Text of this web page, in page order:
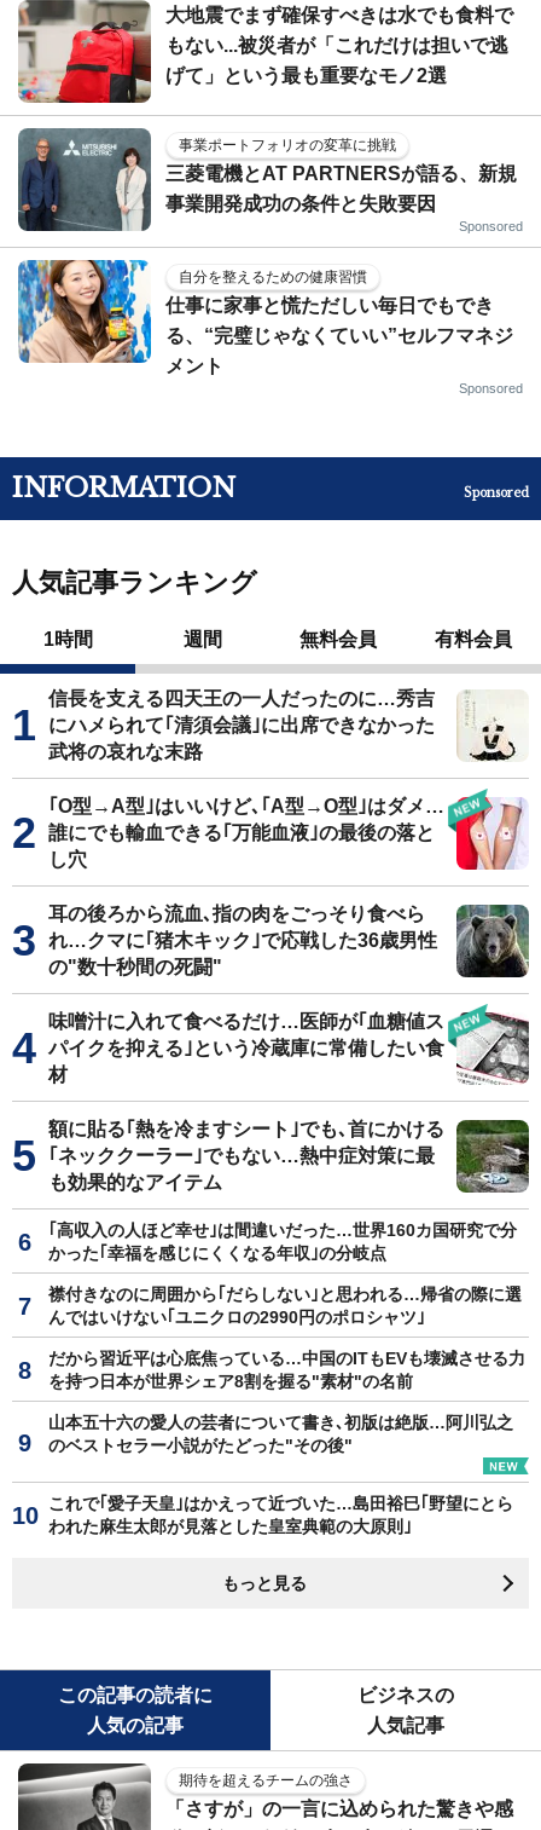
大地震でまず確保すべきは水でも食料で
もない...被災者が「これだけは担いで逃
げて」という最も重要なモノ2選
事業ポートフォリオの変革に挑戦
三菱電機とAT PARTNERSが語る、新規
事業開発成功の条件と失敗要因
Sponsored
自分を整えるための健康習慣
仕事に家事と慌ただしい毎日でもでき
る、“完璧じゃなくていい”セルフマネジ
メント
Sponsored
INFORMATION Sponsored
人気記事ランキング
1時間 週間 無料会員 有料会員
信長を支える四天王の一人だったのに…秀吉
にハメられて｢清須会議｣に出席できなかった
武将の哀れな末路
｢O型→A型｣はいいけど､｢A型→O型｣はダメ…
誰にでも輸血できる｢万能血液｣の最後の落と
し穴
耳の後ろから流血､指の肉をごっそり食べら
れ…クマに｢猪木キック｣で応戦した36歳男性
の"数十秒間の死闘"
味噌汁に入れて食べるだけ…医師が｢血糖値ス
パイクを抑える｣という冷蔵庫に常備したい食
材
額に貼る｢熱を冷ますシート｣でも､首にかける
｢ネッククーラー｣でもない…熱中症対策に最
も効果的なアイテム
｢高収入の人ほど幸せ｣は間違いだった…世界160カ国研究で分
かった｢幸福を感じにくくなる年収｣の分岐点
襟付きなのに周囲から｢だらしない｣と思われる…帰省の際に選
んではいけない｢ユニクロの2990円のポロシャツ｣
だから習近平は心底焦っている…中国のITもEVも壊滅させる力
を持つ日本が世界シェア8割を握る"素材"の名前
山本五十六の愛人の芸者について書き､初版は絶版…阿川弘之
のベストセラー小説がたどった"その後"
これで｢愛子天皇｣はかえって近づいた…島田裕巳｢野望にとら
われた麻生太郎が見落とした皇室典範の大原則｣
もっと見る
この記事の読者に
人気の記事
ビジネスの
人気記事
期待を超えるチームの強さ
「さすが」の一言に込められた驚きや感